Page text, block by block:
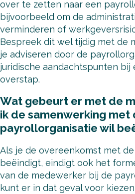
over te zetten naar een
bijvoorbeeld om de
verminderen of
Bespreek dit wel tijdig met de
je adviseren door de
juridische aandachtspunten bij
overstap.
Wat gebeurt er met de
ik de samenwerking met
payrollorganisatie wil
Als je de overeenkomst met
beëindigt, eindigt ook het
van de medewerker bij de
kunt er in dat geval voor